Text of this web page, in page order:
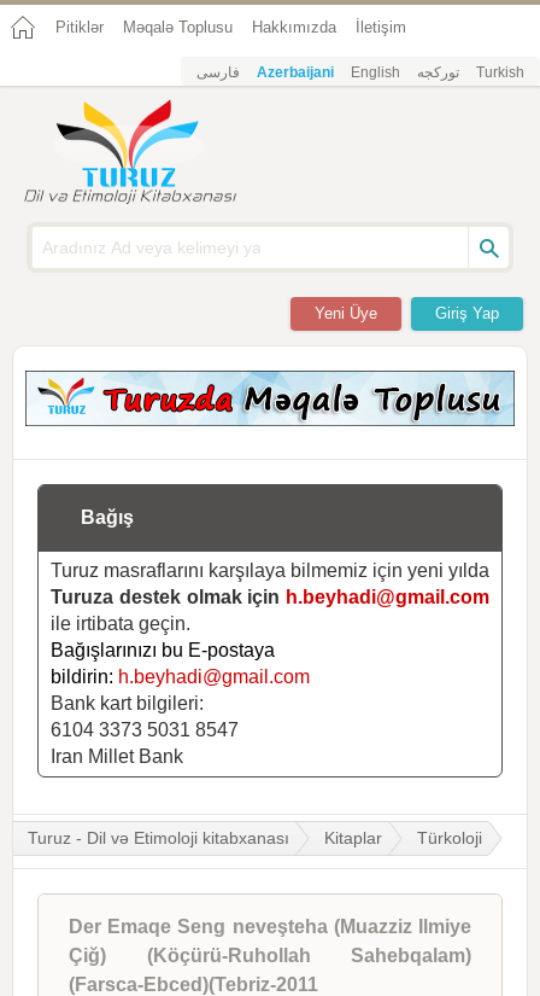
Pitiklər Məqalə Toplusu Hakkımızda İletişim
فارسی Azerbaijani English تورکجه Turkish
Giriş Yap
Yeni Üye
Bağış
Turuz masraflarını karşılaya bilmemiz için yeni yılda
Turuza destek olmak için h.beyhadi@gmail.com
ile irtibata geçin.
Bağışlarınızı bu E-postaya
bildirin: h.beyhadi@gmail.com
Bank kart bilgileri:
6104 3373 5031 8547
Iran Millet Bank
Turuz - Dil və Etimoloji kitabxanası Kitaplar Türkoloji
Der Emaqe Seng neveşteha (Muazziz Ilmiye
Çiğ) (Köçürü-Ruhollah Sahebqalam)
(Farsca-Ebced)(Tebriz-2011